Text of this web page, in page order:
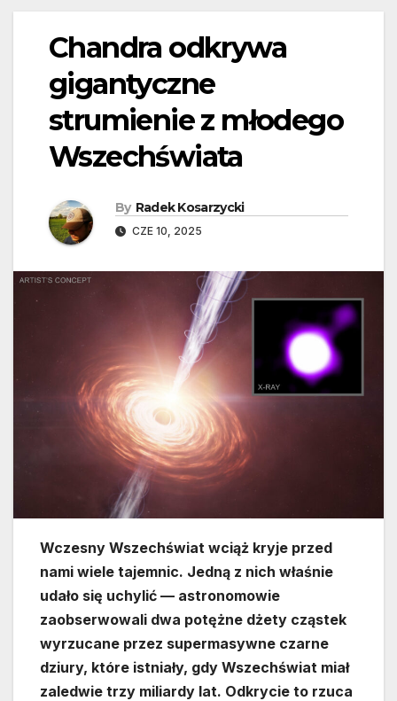
Chandra odkrywa
gigantyczne
strumienie z młodego
Wszechświata
By Radek Kosarzycki
CZE 10, 2025
Wczesny Wszechświat wciąż kryje przed
nami wiele tajemnic. Jedną z nich właśnie
udało się uchylić — astronomowie
zaobserwowali dwa potężne dżety cząstek
wyrzucane przez supermasywne czarne
dziury, które istniały, gdy Wszechświat miał
zaledwie trzy miliardy lat. Odkrycie to rzuca